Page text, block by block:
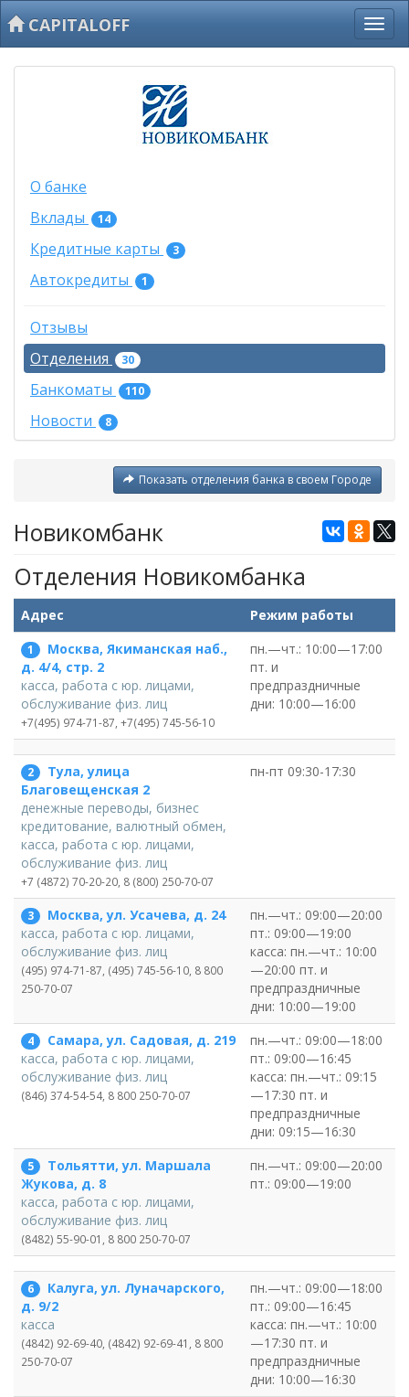
CAPITALOFF
О банке
Вклады
14
Кредитные карты 3
Автокредиты 1
Отзывы
Отделения
30
Банкоматы 110
Новости 8
Показать отделения банка в своем Городе
Новикомбанк
Отделения Новикомбанка
Адрес Режим работы
1
Москва, Якиманская наб.,
д. 4/4, стр. 2
касса, работа с юр. лицами,
обслуживание физ. лиц
+7(495) 974-71-87, +7(495) 745-56-10
пн.—чт.: 10:00—17:00
пт. и
предпраздничные
дни: 10:00—16:00
2
Тула, улица
Благовещенская 2
денежные переводы, бизнес
кредитование, валютный обмен,
касса, работа с юр. лицами,
обслуживание физ. лиц
+7 (4872) 70-20-20, 8 (800) 250-70-07
пн-пт 09:30-17:30
3
Москва, ул. Усачева, д. 24
касса, работа с юр. лицами,
обслуживание физ. лиц
(495) 974-71-87, (495) 745-56-10, 8 800
250-70-07
пн.—чт.: 09:00—20:00
пт.: 09:00—19:00
касса: пн.—чт.: 10:00
—20:00 пт. и
предпраздничные
дни: 10:00—19:00
4
Самара, ул. Садовая, д. 219
касса, работа с юр. лицами,
обслуживание физ. лиц
(846) 374-54-54, 8 800 250-70-07
пн.—чт.: 09:00—18:00
пт.: 09:00—16:45
касса: пн.—чт.: 09:15
—17:30 пт. и
предпраздничные
дни: 09:15—16:30
5
Тольятти, ул. Маршала
Жукова, д. 8
касса, работа с юр. лицами,
обслуживание физ. лиц
(8482) 55-90-01, 8 800 250-70-07
пн.—чт.: 09:00—20:00
пт.: 09:00—19:00
6
Калуга, ул. Луначарского,
д. 9/2
касса
(4842) 92-69-40, (4842) 92-69-41, 8 800
250-70-07
пн.—чт.: 09:00—18:00
пт.: 09:00—16:45
касса: пн.—чт.: 10:00
—17:30 пт. и
предпраздничные
дни: 10:00—16:30